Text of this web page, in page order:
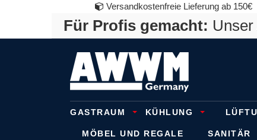
Versandkostenfreie Lieferung ab 150€
Für Profis gemacht:
GASTRAUM KÜHLUNG
MÖBEL UND REGALE SANITÄR